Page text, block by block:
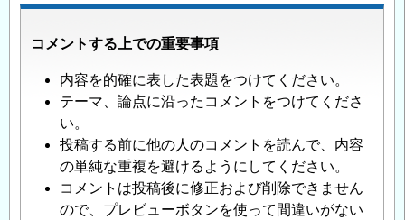
コメントする上での重要事項
内容を的確に表した表題をつけてください。
テーマ、論点に沿ったコメントをつけてくださ
い。
投稿する前に他の人のコメントを読んで、内容
の単純な重複を避けるようにしてください。
コメントは投稿後に修正および削除できません
ので、プレビューボタンを使って間違いがない